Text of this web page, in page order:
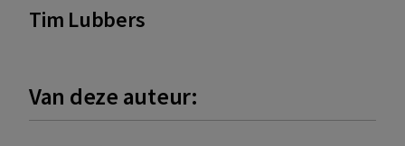
Tim Lubbers
Van deze auteur: